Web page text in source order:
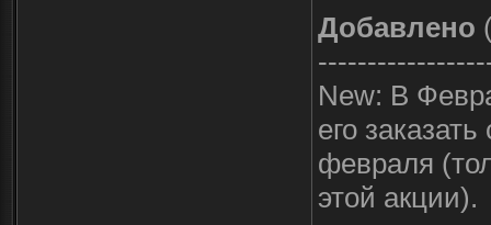
Добавлено
New: В
его
февраля
этой акции).